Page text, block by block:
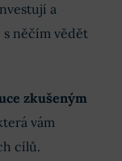
a
něčím vědět
zkušeným
vám
cílů.